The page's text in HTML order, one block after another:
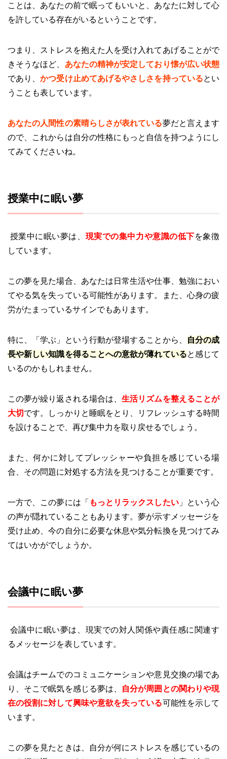
ことは、あなたの前で眠ってもいいと、あなたに対して心
を許している存在がいるということです。
つまり、ストレスを抱えた人を受け入れてあげることがで
きそうなほど、 あなたの精神が安定しており懐が広い状態
であり、かつ受け止めてあげるやさしさを持っているとい
うことも表しています。
あなたの人間性の素晴らしさが表れている夢だと言えます
ので、これからは自分の性格にもっと自信を持つようにし
てみてくださいね。
授業中に眠い夢
授業中に眠い夢は、 現実での集中力や意識の低下を象徴
しています。
この夢を見た場合、あなたは日常生活や仕事、勉強におい
てやる気を失っている可能性があります。また、心身の疲
労がたまっているサインでもあります。
特に、「学ぶ」という行動が登場することから、
自分の成
長や新しい知識を得ることへの意欲が薄れていると感じて
いるのかもしれません。
この夢が繰り返される場合は、生活リズムを整えることが
大切です。しっかりと睡眠をとり、リフレッシュする時間
を設けることで、再び集中力を取り戻せるでしょう。
また、何かに対してプレッシャーや負担を感じている場
合、その問題に対処する方法を見つけることが重要です。
一方で、この夢には「 もっとリラックスしたい」という心
の声が隠れていることもあります。夢が示すメッセージを
受け止め、今の自分に必要な休息や気分転換を見つけてみ
てはいかがでしょうか。
会議中に眠い夢
会議中に眠い夢は、現実での対人関係や責任感に関連す
るメッセージを表しています。
会議はチームでのコミュニケーションや意見交換の場であ
り、そこで眠気を感じる夢は、
自分が周囲との関わりや現
在の役割に対して興味や意欲を失っている可能性を示して
います。
この夢を見たときは、自分が何にストレスを感じているの